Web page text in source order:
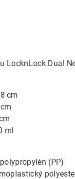
LocknLock Dual
cm
ml
(PP)